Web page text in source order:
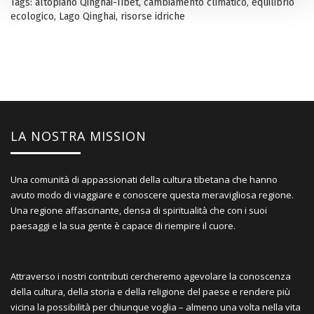
ecologico, Lago Qinghai, risorse idriche
LA NOSTRA MISSION
Una comunità di appassionati della cultura tibetana che hanno
avuto modo di viaggiare e conoscere questa meravigliosa regione.
Una regione affascinante, densa di spiritualità che con i suoi
paesaggi e la sua gente è capace di riempire il cuore.
Attraverso i nostri contributi cercheremo agevolare la conoscenza
della cultura, della storia e della religione del paese e rendere più
vicina la possibilità per chiunque voglia – almeno una volta nella vita